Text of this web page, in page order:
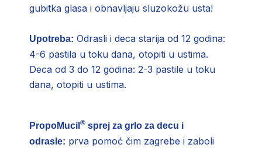
gubitka glasa i obnavljaju sluzokožu usta!
Upotreba: Odrasli i deca starija od 12 godina:
4-6 pastila u toku dana, otopiti u ustima.
Deca od 3 do 12 godina: 2-3 pastile u toku
dana, otopiti u ustima.
PropoMucil ® sprej za grlo za decu i
odrasle: prva pomoć čim zagrebe i zaboli